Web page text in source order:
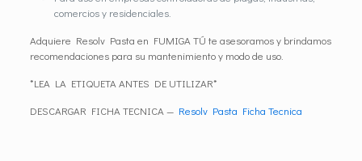
comercios y residenciales.
Adquiere Resolv Pasta en FUMIGA TÚ te asesoramos y brindamos
recomendaciones para su mantenimiento y modo de uso.
*LEA LA ETIQUETA ANTES DE UTILIZAR*
DESCARGAR FICHA TECNICA — Resolv Pasta Ficha Tecnica